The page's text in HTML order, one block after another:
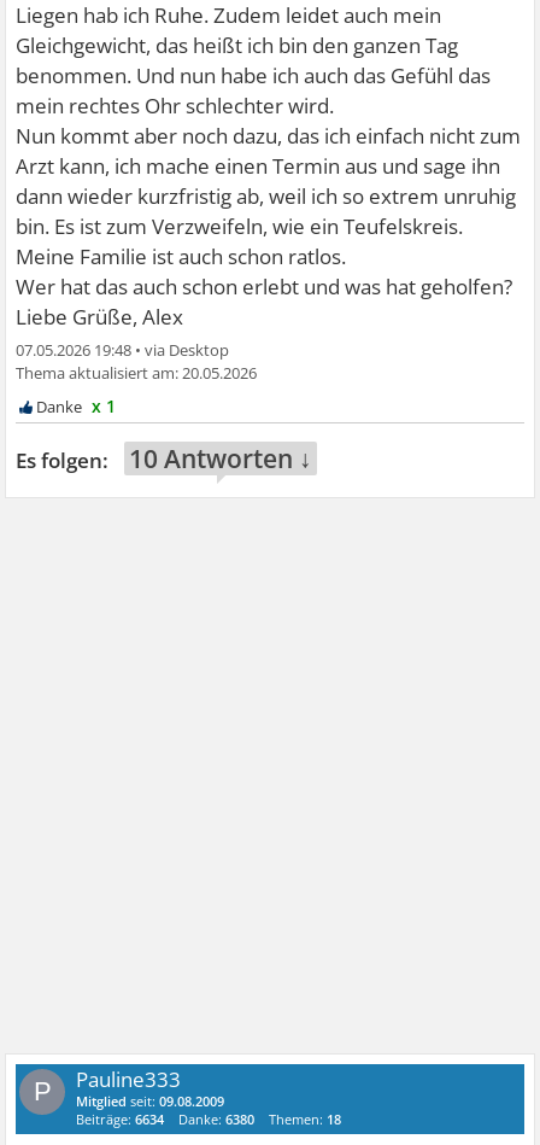
Liegen hab ich Ruhe. Zudem leidet auch mein
Gleichgewicht, das heißt ich bin den ganzen Tag
benommen. Und nun habe ich auch das Gefühl das
mein rechtes Ohr schlechter wird.
Nun kommt aber noch dazu, das ich einfach nicht zum
Arzt kann, ich mache einen Termin aus und sage ihn
dann wieder kurzfristig ab, weil ich so extrem unruhig
bin. Es ist zum Verzweifeln, wie ein Teufelskreis.
Meine Familie ist auch schon ratlos.
Wer hat das auch schon erlebt und was hat geholfen?
Liebe Grüße, Alex
07.05.2026 19:48 •
20.05.2026
x 1
10 Antworten ↓
P Pauline333
Mitglied seit:09.08.2009
Beiträge:6634 Danke:6380 Themen: 18